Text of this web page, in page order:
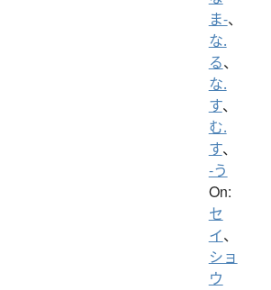
ま-、
な.
る、
な.
す、
む.
す、
-う
On:
セ
イ、
ショ
ウ